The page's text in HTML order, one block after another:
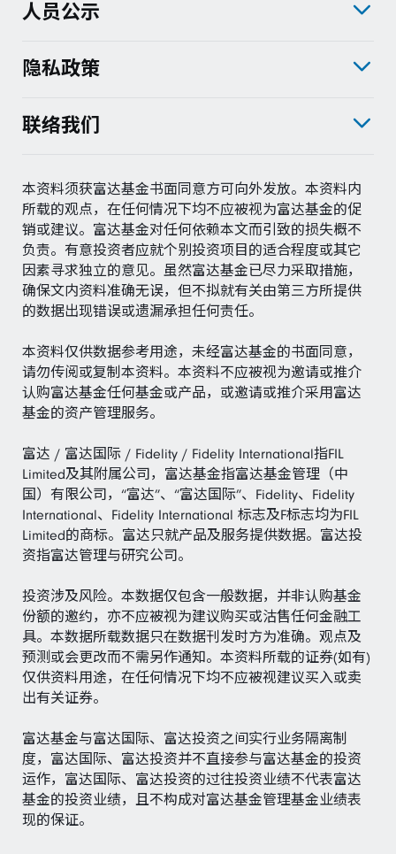
人员公示
隐私政策
联络我们
本资料须获富达基金书面同意方可向外发放。本资料内
所载的观点，在任何情况下均不应被视为富达基金的促
销或建议。富达基金对任何依赖本文而引致的损失概不
负责。有意投资者应就个别投资项目的适合程度或其它
因素寻求独立的意见。虽然富达基金已尽力采取措施，
确保文内资料准确无误，但不拟就有关由第三方所提供
的数据出现错误或遗漏承担任何责任。
本资料仅供数据参考用途，未经富达基金的书面同意，
请勿传阅或复制本资料。本资料不应被视为邀请或推介
认购富达基金任何基金或产品，或邀请或推介采用富达
基金的资产管理服务。
富达 / 富达国际 / Fidelity / Fidelity International指FIL
Limited及其附属公司，富达基金指富达基金管理（中
国）有限公司，“富达”、“富达国际”、Fidelity、Fidelity
International、Fidelity International 标志及F标志均为FIL
Limited的商标。富达只就产品及服务提供数据。富达投
资指富达管理与研究公司。
投资涉及风险。本数据仅包含一般数据，并非认购基金
份额的邀约，亦不应被视为建议购买或沽售任何金融工
具。本数据所载数据只在数据刊发时方为准确。观点及
预测或会更改而不需另作通知。本资料所载的证券(如有)
仅供资料用途，在任何情况下均不应被视建议买入或卖
出有关证券。
富达基金与富达国际、富达投资之间实行业务隔离制
度，富达国际、富达投资并不直接参与富达基金的投资
运作，富达国际、富达投资的过往投资业绩不代表富达
基金的投资业绩，且不构成对富达基金管理基金业绩表
现的保证。